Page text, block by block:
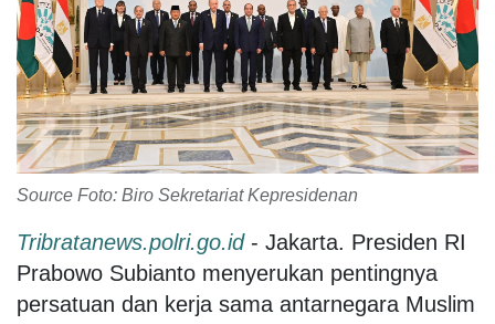
Source Foto: Biro Sekretariat Kepresidenan
Tribratanews.polri.go.id - Jakarta. Presiden RI
Prabowo Subianto menyerukan pentingnya
persatuan dan kerja sama antarnegara Muslim